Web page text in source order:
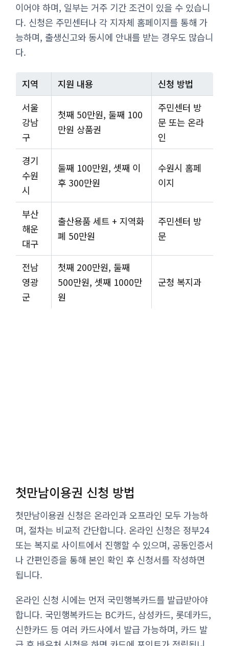
이어야 하며, 일부는 거주 기간 조건이 있을 수 있습니
다. 신청은 주민센터나 각 지자체 홈페이지를 통해 가
능하며, 출생신고와 동시에 안내를 받는 경우도 많습니
다.
지역 지원 내용
신청 방법
서울
강남
구
첫째 50만원, 둘째 100
만원 상품권
주민센터 방
문 또는 온라
인
경기
수원
시
둘째 100만원, 셋째 이
후 300만원
수원시 홈페
이지
부산
해운
대구
출산용품 세트 + 지역화
폐 50만원
주민센터 방
문
전남
영광
군
첫째 200만원, 둘째
500만원, 셋째 1000만
원
군청 복지과
첫만남이용권 신청 방법
첫만남이용권 신청은 온라인과 오프라인 모두 가능하
며, 절차는 비교적 간단합니다. 온라인 신청은 정부24
또는 복지로 사이트에서 진행할 수 있으며, 공동인증서
나 간편인증을 통해 본인 확인 후 신청서를 작성하면
됩니다.
온라인 신청 시에는 먼저 국민행복카드를 발급받아야
합니다. 국민행복카드는 BC카드, 삼성카드, 롯데카드,
신한카드 등 여러 카드사에서 발급 가능하며, 카드 발